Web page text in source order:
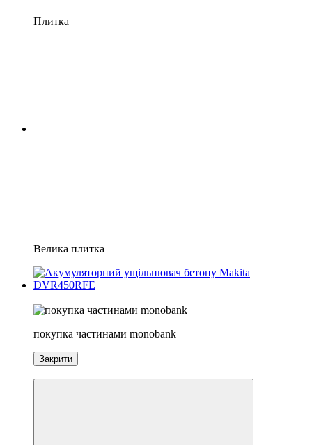
Плитка
Велика плитка
покупка частинами monobank
Закрити